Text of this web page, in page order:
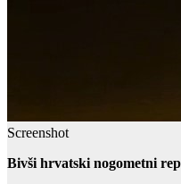
Screenshot
Bivši hrvatski nogometni